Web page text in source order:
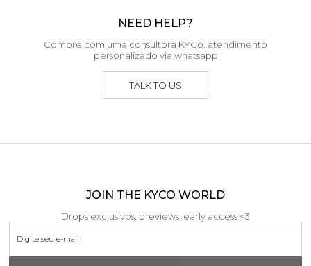
NEED HELP?
Compre com uma consultora KYCo. atendimento
personalizado via whatsapp
TALK TO US
JOIN THE KYCO WORLD
Drops exclusivos, previews, early access <3